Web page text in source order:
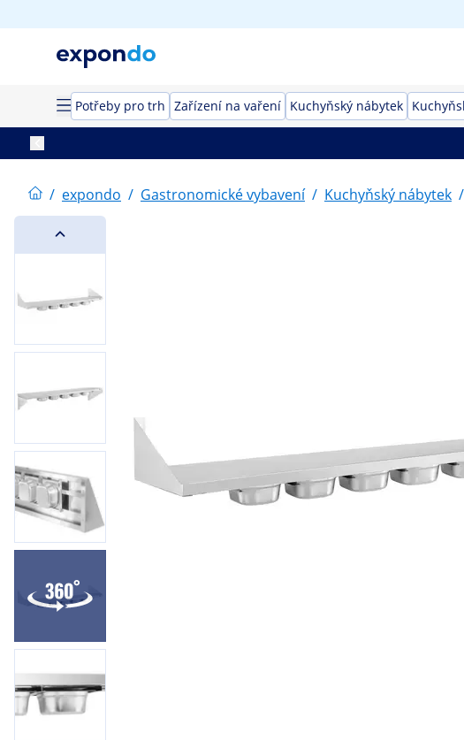
Potřeby pro trh Zařízení na vaření Kuchyňský nábytek
/ expondo / Gastronomické vybavení / Kuchyňský nábytek /